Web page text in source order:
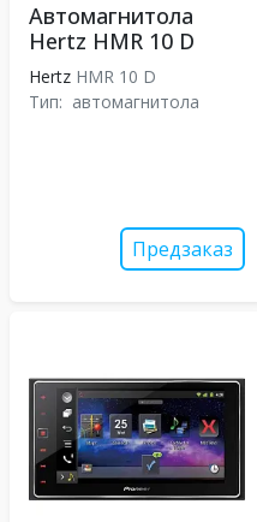
Автомагнитола
Hertz HMR 10 D
Hertz HMR 10 D
Тип: автомагнитола
Предзаказ